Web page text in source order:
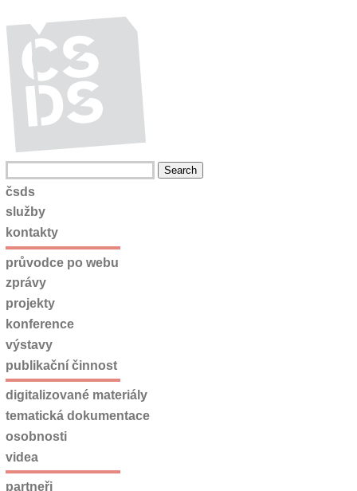
čsds
služby
kontakty
průvodce po webu
zprávy
projekty
konference
výstavy
publikační činnost
digitalizované materiály
tematická dokumentace
osobnosti
videa
partneři